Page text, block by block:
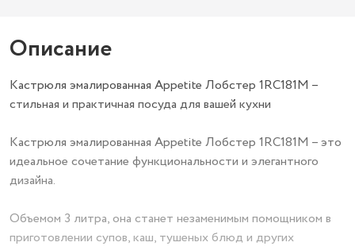
Описание
Кастрюля эмалированная Appetite Лобстер 1RC181M –
стильная и практичная посуда для вашей кухни
Кастрюля эмалированная Appetite Лобстер 1RC181M – это
идеальное сочетание функциональности и элегантного
дизайна.
Объемом 3 литра, она станет незаменимым помощником в
приготовлении супов, каш, тушеных блюд и других